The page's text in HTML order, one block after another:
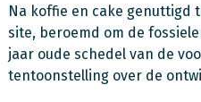
Na koffie en cake genuttigd
site, beroemd om de
jaar oude schedel van de
tentoonstelling over de